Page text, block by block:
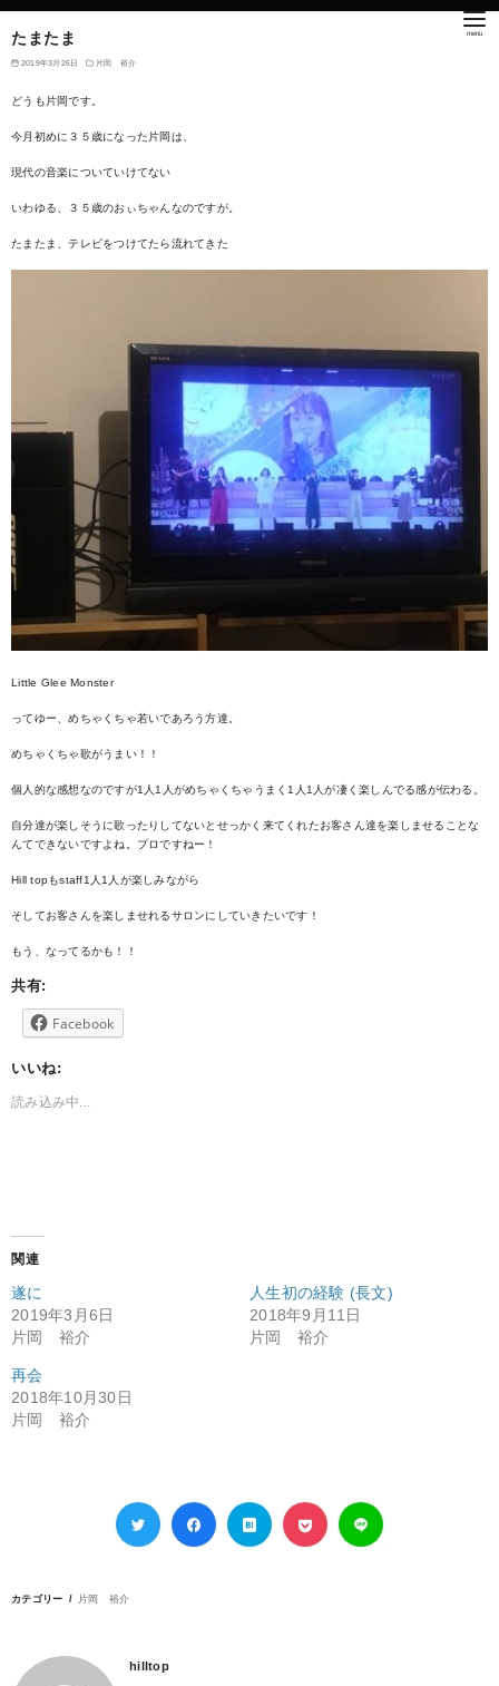
たまたま
2019年3月26日 片岡 裕介
どうも片岡です。
今月初めに３５歳になった片岡は、
現代の音楽についていけてない
いわゆる、３５歳のおぃちゃんなのですが。
たまたま、テレビをつけてたら流れてきた
Little Glee Monster
ってゆー、めちゃくちゃ若いであろう方達。
めちゃくちゃ歌がうまい！！
個人的な感想なのですが1人1人がめちゃくちゃうまく1人1人が凄く楽しんでる感が伝わる。
自分達が楽しそうに歌ったりしてないとせっかく来てくれたお客さん達を楽しませることな
んてできないですよね。プロですねー！
Hill topもstaff1人1人が楽しみながら
そしてお客さんを楽しませれるサロンにしていきたいです！
もう、なってるかも！！
共有:
Facebook
いいね:
読み込み中...
関連
遂に
2019年3月6日
片岡 裕介
人生初の経験 (長文)
2018年9月11日
片岡 裕介
再会
2018年10月30日
片岡 裕介
カテゴリー 片岡 裕介
hilltop